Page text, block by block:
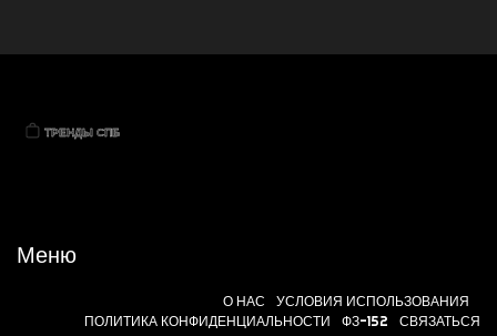
Меню
О НАС
УСЛОВИЯ ИСПОЛЬЗОВАНИЯ
ПОЛИТИКА КОНФИДЕНЦИАЛЬНОСТИ
ФЗ-152 СВЯЗАТЬСЯ